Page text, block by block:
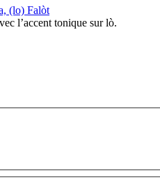
(lo) Falòt
l’accent tonique sur lò.